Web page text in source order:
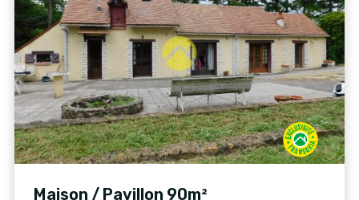
Maison / Pavillon 90m²